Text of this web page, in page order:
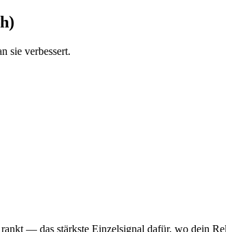
sie verbessert.
— das stärkste Einzelsignal dafür, wo dein